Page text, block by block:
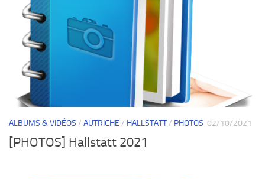
ALBUMS & VIDÉOS / AUTRICHE / HALLSTATT/ PHOTOS 02/10/2021
[PHOTOS] Hallstatt 2021